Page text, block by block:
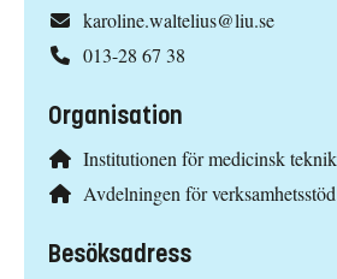
karoline.waltelius@liu.se
013-28 67 38
Organisation
Institutionen för medicinsk
Avdelningen för
Besöksadress